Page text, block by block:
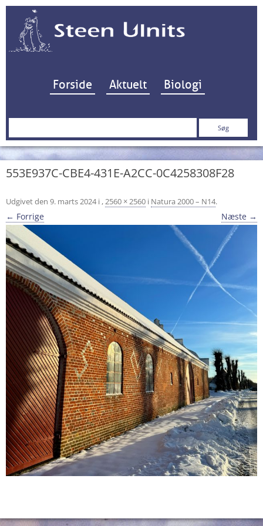
Hop til indhold
Forside Aktuelt Biologi
Søg
553E937C-CBE4-431E-A2CC-0C4258308F28
Udgivet den 9. marts 2024i ,2560 × 2560 i Natura 2000 – N14.
← Forrige Næste →